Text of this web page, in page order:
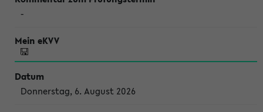
-
Donnerstag, 6. August 2026